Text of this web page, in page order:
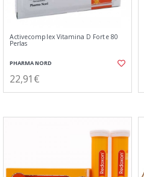
Activecomplex Vitamina D Forte 80
Perlas
PHARMA NORD
22,91€